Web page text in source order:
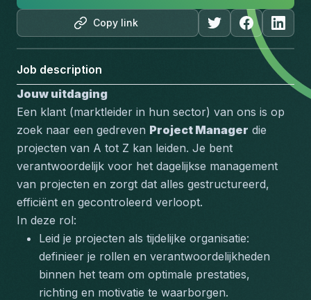
Copy link
Job description
Jouw uitdaging
Een klant (marktleider in hun sector) van ons is op
zoek naar een gedreven Project Manager die
projecten van A tot Z kan leiden. Je bent
verantwoordelijk voor het dagelijkse management
van projecten en zorgt dat alles gestructureerd,
efficiënt en gecontroleerd verloopt.
In deze rol:
Leid je projecten als tijdelijke organisatie:
definieer je rollen en verantwoordelijkheden
binnen het team om optimale prestaties,
richting en motivatie te waarborgen.